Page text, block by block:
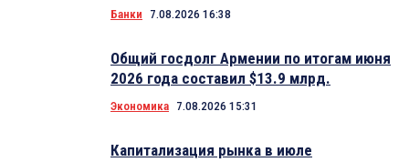
Банки 7.08.2026 16:38
Общий госдолг Армении по итогам июня
2026 года составил $13.9 млрд.
Экономика 7.08.2026 15:31
Капитализация рынка в июле